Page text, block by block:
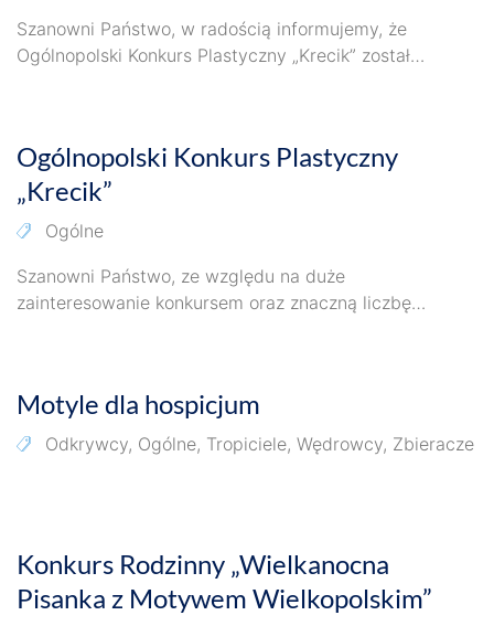
Szanowni Państwo, w radością informujemy, że
Ogólnopolski Konkurs Plastyczny „Krecik” został
Ogólnopolski Konkurs Plastyczny
„Krecik”
Ogólne
Szanowni Państwo, ze względu na duże
zainteresowanie konkursem oraz znaczną liczbę
Motyle dla hospicjum
Odkrywcy, Ogólne, Tropiciele, Wędrowcy, Zbieracze
Konkurs Rodzinny „Wielkanocna
Pisanka z Motywem Wielkopolskim”